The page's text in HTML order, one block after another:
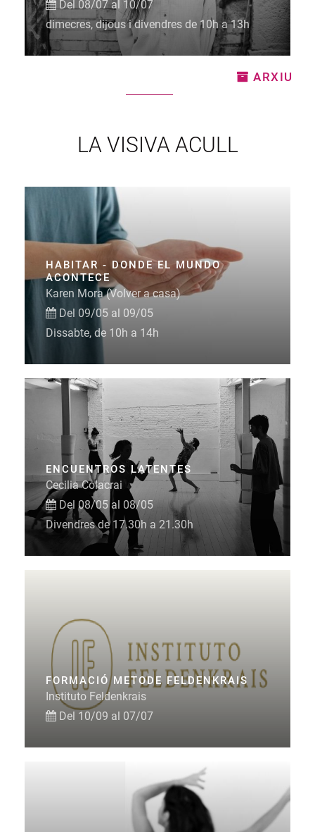
Del 08/07 al 10/07
dimecres, dijous i divendres de 10h a 13h
ARXIU
LA VISIVA ACULL
HABITAR - DONDE EL MUNDO
ACONTECE
Karen Mora (Volver a casa)
Del 09/05 al 09/05
Dissabte, de 10h a 14h
ENCUENTROS LATENTES
Cecilia Colacrai
Del 08/05 al 08/05
Divendres de 17.30h a 21.30h
FORMACIÓ METODE FELDENKRAIS
Instituto Feldenkrais
Del 10/09 al 07/07